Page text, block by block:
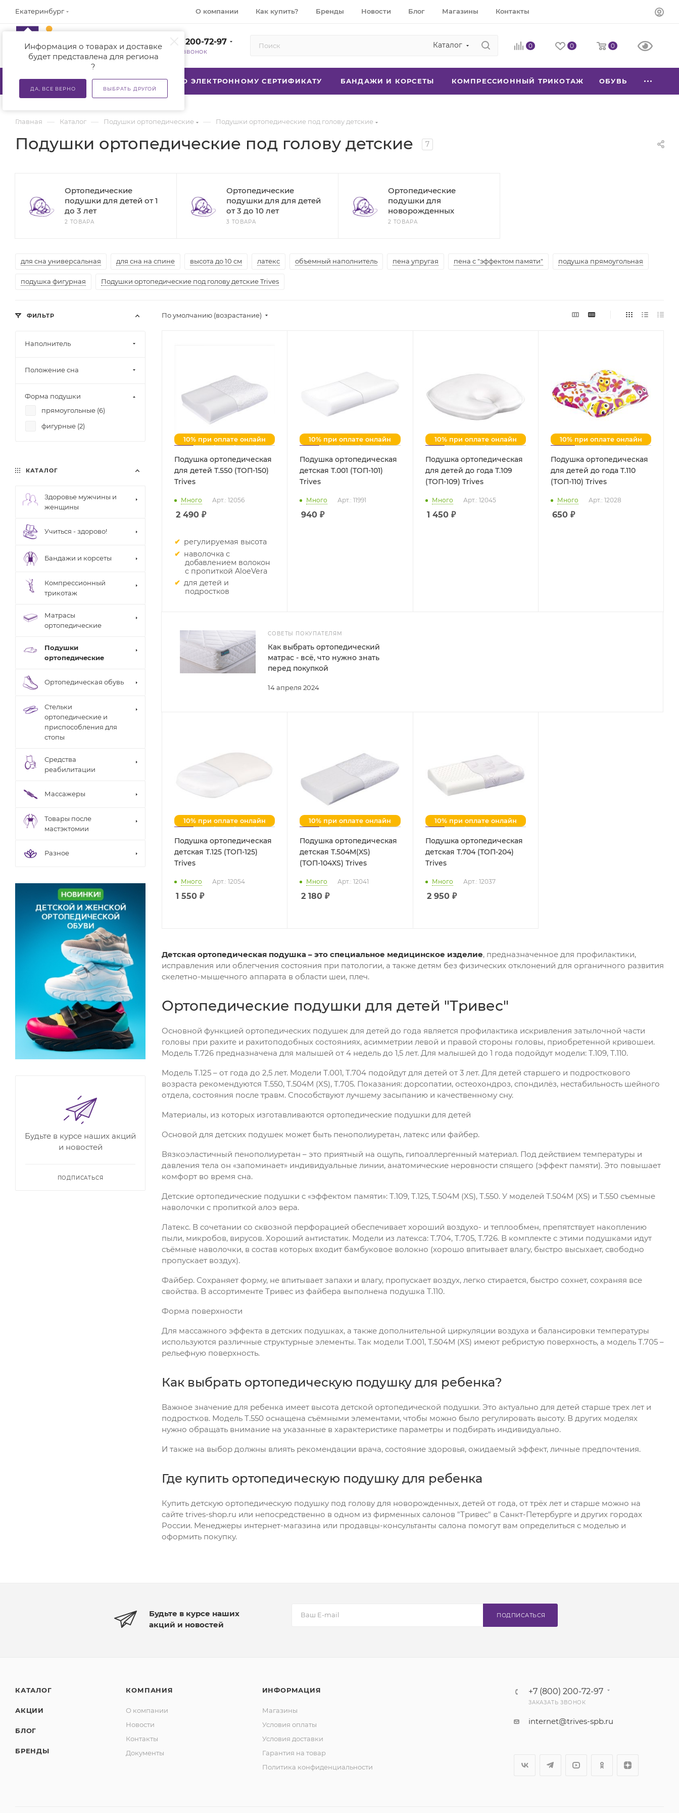
Екатеринбург
Информация о товарах и доставке
будет представлена для региона
?
ДА, ВСЕ ВЕРНО ВЫБРАТЬ ДРУГОЙ
О компании Как купить? Бренды Новости Блог Магазины Контакты
+7 (800) 200-72-97
ЗАКАЗАТЬ ЗВОНОК
Каталог 0 0 0
КАТАЛОГ АКЦИИ ТСР ПО ЭЛЕКТРОННОМУ СЕРТИФИКАТУ БАНДАЖИ И КОРСЕТЫ КОМПРЕССИОННЫЙ ТРИКОТАЖ ОБУВЬ
Главная — Каталог — Подушки ортопедические — Подушки ортопедические под голову детские
Подушки ортопедические под голову детские 7
Ортопедические
подушки для детей от 1
до 3 лет
2 ТОВАРА
Ортопедические
подушки для для детей
от 3 до 10 лет
3 ТОВАРА
Ортопедические
подушки для
новорожденных
2 ТОВАРА
для сна универсальная для сна на спине высота до 10 см латекс объемный наполнитель пена упругая пена с "эффектом памяти" подушка прямоугольная
подушка фигурная Подушки ортопедические под голову детские Trives
По умолчанию (возрастание)
10% при оплате онлайн
Подушка ортопедическая
для детей Т.550 (ТОП-150)
Trives
Много Арт.: 12056
2 490 ₽
регулируемая высота
наволочка с
добавлением волокон
с пропиткой AloeVera
для детей и
подростков
10% при оплате онлайн
Подушка ортопедическая
детская Т.001 (ТОП-101)
Trives
Много Арт.: 11991
940 ₽
10% при оплате онлайн
Подушка ортопедическая
для детей до года Т.109
(ТОП-109) Trives
Много Арт.: 12045
1 450₽
10% при оплате онлайн
Подушка ортопедическая
для детей до года Т.110
(ТОП-110) Trives
Много Арт.: 12028
650₽
СОВЕТЫ ПОКУПАТЕЛЯМ
14 апреля 2024
Как выбрать ортопедический
матрас - всё, что нужно знать
перед покупкой
10% при оплате онлайн
Подушка ортопедическая
детская Т.125 (ТОП-125)
Trives
Много Арт.: 12054
1 550 ₽
10% при оплате онлайн
Подушка ортопедическая
детская Т.504M(XS)
(ТОП-104XS) Trives
Много Арт.: 12041
2 180 ₽
10% при оплате онлайн
Подушка ортопедическая
детская Т.704 (ТОП-204)
Trives
Много Арт.: 12037
2 950₽
Детская ортопедическая подушка – это специальное медицинское изделие, предназначенное для профилактики,
исправления или облегчения состояния при патологии, а также детям без физических отклонений для органичного развития
скелетно-мышечного аппарата в области шеи, плеч.
Ортопедические подушки для детей "Тривес"
Основной функцией ортопедических подушек для детей до года является профилактика искривления затылочной части
головы при рахите и рахитоподобных состояниях, асимметрии левой и правой стороны головы, приобретенной кривошеи.
Модель Т.726 предназначена для малышей от 4 недель до 1,5 лет. Для малышей до 1 года подойдут модели: Т.109, Т.110.
Модель Т.125 – от года до 2,5 лет. Модели Т.001, Т.704 подойдут для детей от 3 лет. Для детей старшего и подросткового
возраста рекомендуются Т.550, Т.504М (XS), Т.705. Показания: дорсопатии, остеохондроз, спондилёз, нестабильность шейного
отдела, состояния после травм. Способствуют лучшему засыпанию и качественному сну.
Материалы, из которых изготавливаются ортопедические подушки для детей
Основой для детских подушек может быть пенополиуретан, латекс или файбер.
Вязкоэластичный пенополиуретан – это приятный на ощупь, гипоаллергенный материал. Под действием температуры и
давления тела он «запоминает» индивидуальные линии, анатомические неровности спящего (эффект памяти). Это повышает
комфорт во время сна.
Детские ортопедические подушки с «эффектом памяти»: Т.109, Т.125, Т.504М (XS), Т.550. У моделей Т.504М (XS) и Т.550 съемные
наволочки с пропиткой алоэ вера.
Латекс. В сочетании со сквозной перфорацией обеспечивает хороший воздухо- и теплообмен, препятствует накоплению
пыли, микробов, вирусов. Хороший антистатик. Модели из латекса: Т.704, Т.705, Т.726. В комплекте с этими подушками идут
съёмные наволочки, в состав которых входит бамбуковое волокно (хорошо впитывает влагу, быстро высыхает, свободно
пропускает воздух).
Файбер. Сохраняет форму, не впитывает запахи и влагу, пропускает воздух, легко стирается, быстро сохнет, сохраняя все
свойства. В ассортименте Тривес из файбера выполнена подушка Т.110.
Форма поверхности
Для массажного эффекта в детских подушках, а также дополнительной циркуляции воздуха и балансировки температуры
используются различные структурные элементы. Так модели Т.001, Т.504М (XS) имеют ребристую поверхность, а модель Т.705 –
рельефную поверхность.
Как выбрать ортопедическую подушку для ребенка?
Важное значение для ребенка имеет высота детской ортопедической подушки. Это актуально для детей старше трех лет и
подростков. Модель Т.550 оснащена съёмными элементами, чтобы можно было регулировать высоту. В других моделях
нужно обращать внимание на указанные в характеристике параметры и подбирать индивидуально.
И также на выбор должны влиять рекомендации врача, состояние здоровья, ожидаемый эффект, личные предпочтения.
Где купить ортопедическую подушку для ребенка
Купить детскую ортопедическую подушку под голову для новорожденных, детей от года, от трёх лет и старше можно на
сайте trives-shop.ru или непосредственно в одном из фирменных салонов "Тривес" в Санкт-Петербурге и других городах
России. Менеджеры интернет-магазина или продавцы-консультанты салона помогут вам определиться с моделью и
оформить покупку.
ФИЛЬТР
Наполнитель
Положение сна
Форма подушки
прямоугольные (6)
фигурные (2)
КАТАЛОГ
Здоровье мужчины и
женщины
Учиться - здорово!
Бандажи и корсеты
Компрессионный
трикотаж
Матрасы
ортопедические
Подушки
ортопедические
Ортопедическая обувь
Стельки
ортопедические и
приспособления для
стопы
Средства
реабилитации
Массажеры
Товары после
мастэктомии
Разное
Будьте в курсе наших акций
и новостей
ПОДПИСАТЬСЯ
Будьте в курсе наших
акций и новостей
ПОДПИСАТЬСЯ
КАТАЛОГ
АКЦИИ
БЛОГ
БРЕНДЫ
КОМПАНИЯ
О компании
Новости
Контакты
Документы
ИНФОРМАЦИЯ
Магазины
Условия оплаты
Условия доставки
Гарантия на товар
Политика конфиденциальности
+7 (800) 200-72-97
ЗАКАЗАТЬ ЗВОНОК
internet@trives-spb.ru